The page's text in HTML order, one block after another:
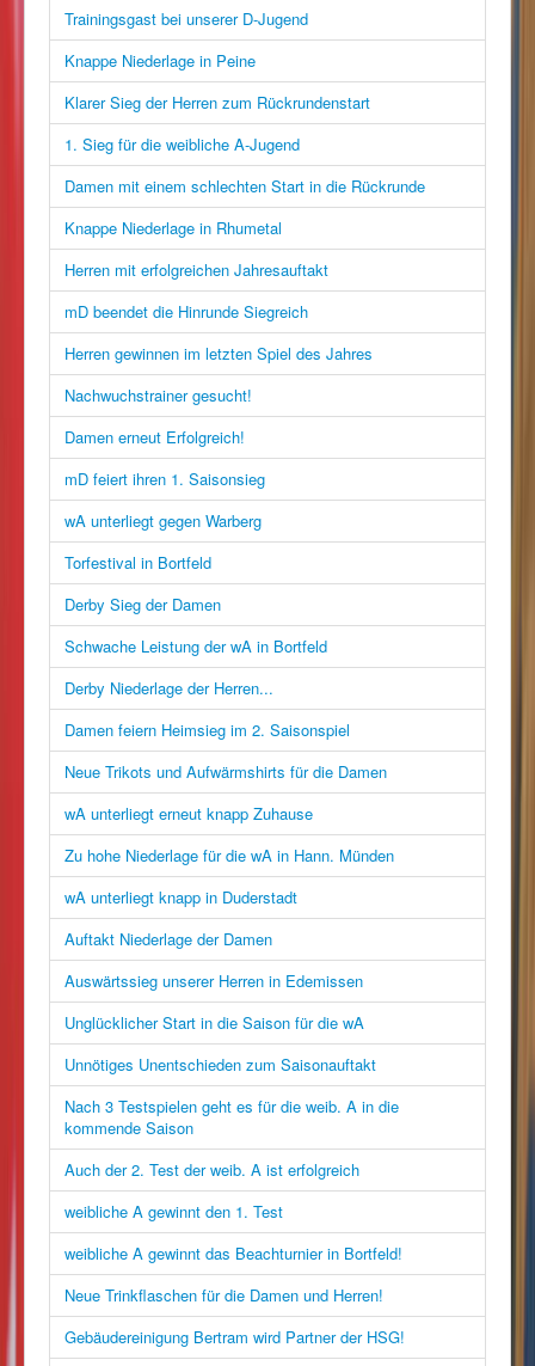
Trainingsgast bei unserer D-Jugend
Knappe Niederlage in Peine
Klarer Sieg der Herren zum Rückrundenstart
1. Sieg für die weibliche A-Jugend
Damen mit einem schlechten Start in die Rückrunde
Knappe Niederlage in Rhumetal
Herren mit erfolgreichen Jahresauftakt
mD beendet die Hinrunde Siegreich
Herren gewinnen im letzten Spiel des Jahres
Nachwuchstrainer gesucht!
Damen erneut Erfolgreich!
mD feiert ihren 1. Saisonsieg
wA unterliegt gegen Warberg
Torfestival in Bortfeld
Derby Sieg der Damen
Schwache Leistung der wA in Bortfeld
Derby Niederlage der Herren...
Damen feiern Heimsieg im 2. Saisonspiel
Neue Trikots und Aufwärmshirts für die Damen
wA unterliegt erneut knapp Zuhause
Zu hohe Niederlage für die wA in Hann. Münden
wA unterliegt knapp in Duderstadt
Auftakt Niederlage der Damen
Auswärtssieg unserer Herren in Edemissen
Unglücklicher Start in die Saison für die wA
Unnötiges Unentschieden zum Saisonauftakt
Nach 3 Testspielen geht es für die weib. A in die
kommende Saison
Auch der 2. Test der weib. A ist erfolgreich
weibliche A gewinnt den 1. Test
weibliche A gewinnt das Beachturnier in Bortfeld!
Neue Trinkflaschen für die Damen und Herren!
Gebäudereinigung Bertram wird Partner der HSG!